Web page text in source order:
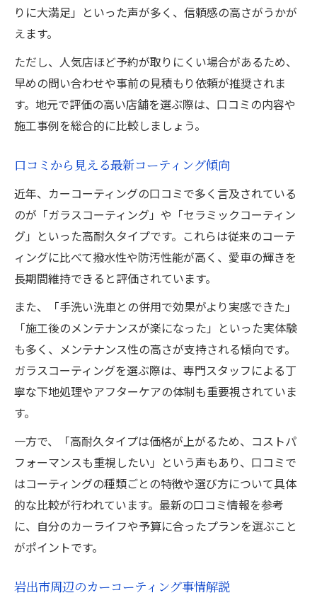
りに大満足」といった声が多く、信頼感の高さがうかが
えます。
ただし、人気店ほど予約が取りにくい場合があるため、
早めの問い合わせや事前の見積もり依頼が推奨されま
す。地元で評価の高い店舗を選ぶ際は、口コミの内容や
施工事例を総合的に比較しましょう。
口コミから見える最新コーティング傾向
近年、カーコーティングの口コミで多く言及されている
のが「ガラスコーティング」や「セラミックコーティン
グ」といった高耐久タイプです。これらは従来のコーテ
ィングに比べて撥水性や防汚性能が高く、愛車の輝きを
長期間維持できると評価されています。
また、「手洗い洗車との併用で効果がより実感できた」
「施工後のメンテナンスが楽になった」といった実体験
も多く、メンテナンス性の高さが支持される傾向です。
ガラスコーティングを選ぶ際は、専門スタッフによる丁
寧な下地処理やアフターケアの体制も重要視されていま
す。
一方で、「高耐久タイプは価格が上がるため、コストパ
フォーマンスも重視したい」という声もあり、口コミで
はコーティングの種類ごとの特徴や選び方について具体
的な比較が行われています。最新の口コミ情報を参考
に、自分のカーライフや予算に合ったプランを選ぶこと
がポイントです。
岩出市周辺のカーコーティング事情解説